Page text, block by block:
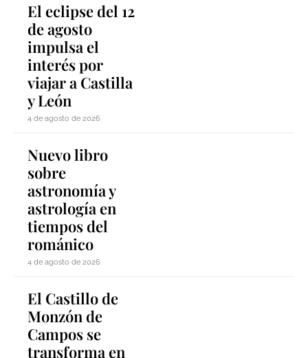
El eclipse del 12
de agosto
impulsa el
interés por
viajar a Castilla
y León
4 de agosto de 2026
Nuevo libro
sobre
astronomía y
astrología en
tiempos del
románico
4 de agosto de 2026
El Castillo de
Monzón de
Campos se
transforma en